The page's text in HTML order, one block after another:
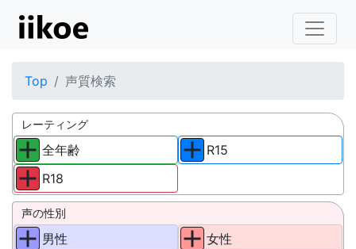
Top 声質検索
レーティング
全年齢
R18
R15
声の性別
男性
女性